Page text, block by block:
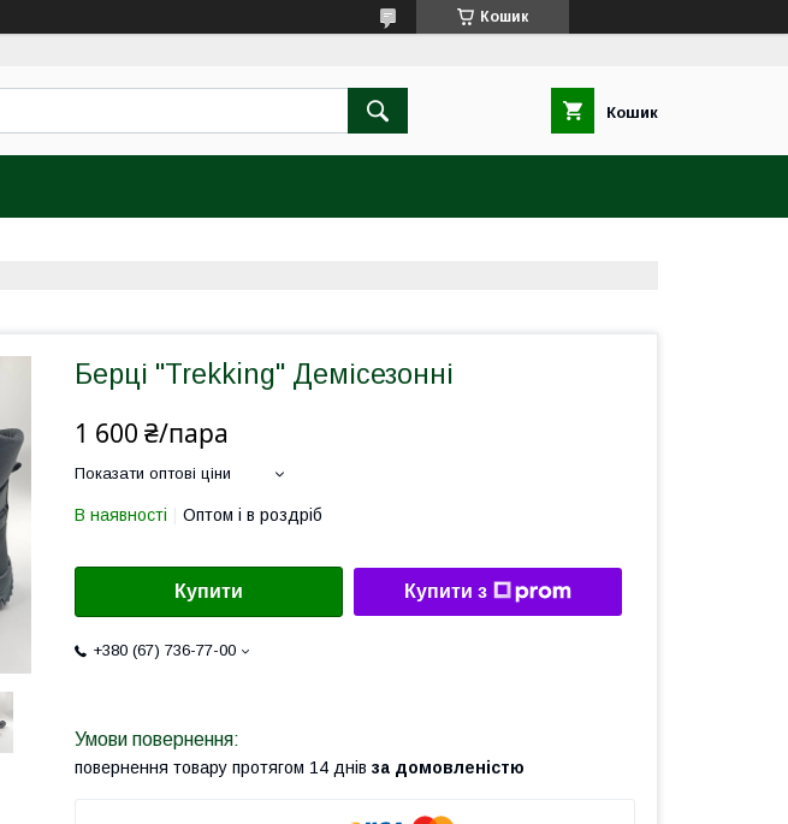
Кошик
Кошик
Берці "Trekking" Демісезонні
1 600 ₴/пара
Показати оптові ціни
В наявності Оптом і в роздріб
Купити Купити з
+380 (67) 736-77-00
повернення товару протягом 14 днів за домовленістю